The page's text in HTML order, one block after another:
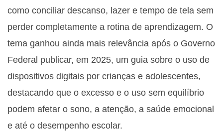
como conciliar descanso, lazer e tempo de tela sem
perder completamente a rotina de aprendizagem. O
tema ganhou ainda mais relevância após o Governo
Federal publicar, em 2025, um guia sobre o uso de
dispositivos digitais por crianças e adolescentes,
destacando que o excesso e o uso sem equilíbrio
podem afetar o sono, a atenção, a saúde emocional
e até o desempenho escolar.